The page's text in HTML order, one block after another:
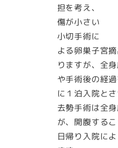
担を考え、
傷が小さい
小切手術に
よる卵巣子宮
りますが、全
や手術後の経
に１泊入院と
去勢手術は全
が、開腹するこ
日帰り入院に